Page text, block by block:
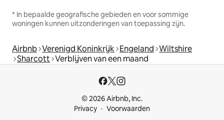
* In bepaalde geografische gebieden en voor sommige
woningen kunnen uitzonderingen van toepassing zijn.
Airbnb Verenigd Koninkrijk Engeland Wiltshire
Sharcott Verblijven van een maand
© 2026 Airbnb, Inc.
Privacy
Voorwaarden